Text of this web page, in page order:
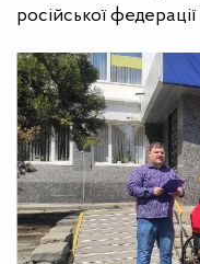
російської